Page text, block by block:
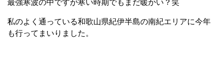
最強寒波の中ですが寒い時期でもまだ暖かい？笑
私のよく通っている和歌山県紀伊半島の南紀エリアに今年
も行ってまいりました。